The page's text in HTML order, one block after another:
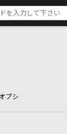
プシ